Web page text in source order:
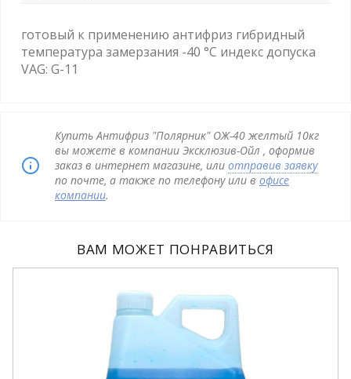
готовый к применению антифриз гибридный
температура замерзания -40 °C индекс допуска
VAG: G-11
Купить Антифриз "Полярник" ОЖ-40 желтый 10кг
вы можете в компании Эксклюзив-Ойл , оформив
заказ в интернет магазине, или отправив заявку
по почте, а также по телефону или в офисе
компании.
ВАМ МОЖЕТ ПОНРАВИТЬСЯ